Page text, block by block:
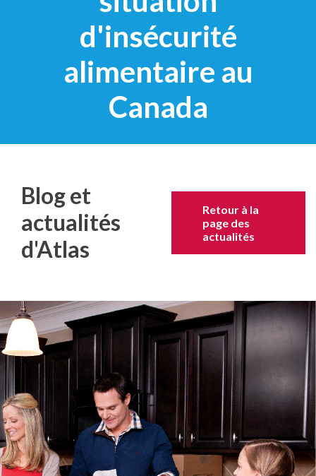
d'insécurité
alimentaire au
Canada
Blog et
actualités
d'Atlas
Retour à la
page des
actualités